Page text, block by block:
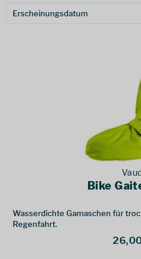
Bike
Wasserdichte Gamaschen für
Regenfahrt.